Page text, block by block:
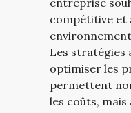
compétitive et
Les stratégies
optimiser les
permettent
les coûts, mais